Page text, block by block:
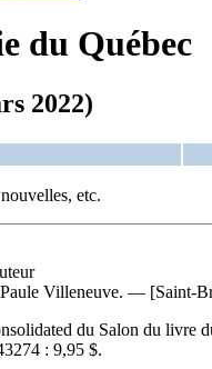
du Québec
2022)
etc.
Villeneuve. — [Saint-
du Salon du livre
: 9,95 $.